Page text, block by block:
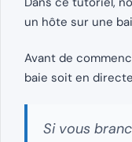
un hôte sur une
Avant de
baie soit en
Si vous